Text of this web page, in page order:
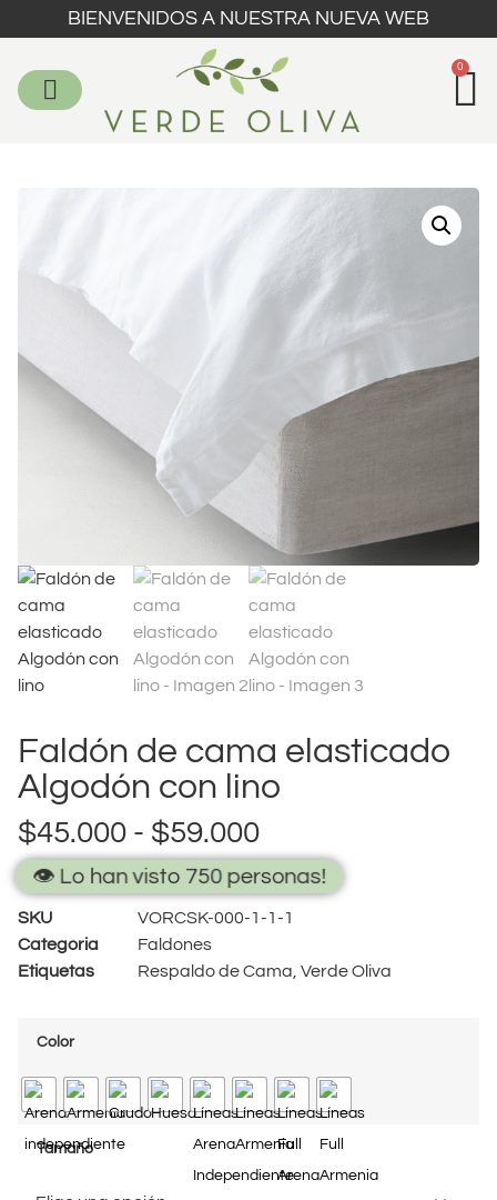
BIENVENIDOS A NUESTRA NUEVA WEB
0
Faldón de cama elasticado
Algodón con lino
$45.000 - $59.000
👁️ Lo han visto 750 personas!
SKU
VORCSK-000-1-1-1
Categoria
Faldones
Etiquetas
Respaldo de Cama Verde Oliva
Color
Tamaño